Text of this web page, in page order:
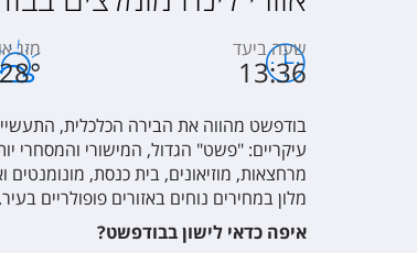
שעה ביעד
13:36
מזג
28°
בודפשט מהווה את הבירה הכלכלית,
עיקריים: "פשט" הגדול, המישורי והמסחרי
מרחצאות, מוזיאונים, בית כנסת,
מלון במחירים נוחים באזורים פופולריים בעיר.
איפה כדאי לישון בבודפשט?